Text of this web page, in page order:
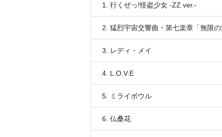
1. 行くぜっ!怪盗少女 -ZZ ver.-
2. 猛烈宇宙交響曲・第七楽章「無限
3. レディ・メイ
4. L.O.V.E
5. ミライボウル
6. 仏桑花